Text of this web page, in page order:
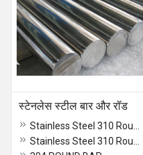
स्टेनलेस स्टील बार और रॉड